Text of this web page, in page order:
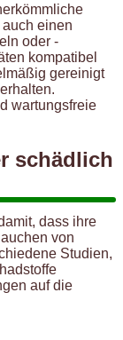
einen
oder -
kompatibel
gereinigt
wartungsfreie
schädlich
dass ihre
von
Studien,
auf die